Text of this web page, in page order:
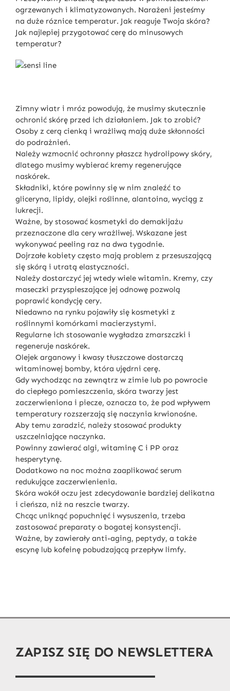
ogrzewanych i klimatyzowanych. Narażeni jesteśmy
na duże róznice temperatur. Jak reaguje Twoja skóra?
Jak najlepiej przygotować cerę do minusowych
temperatur?
Zimny wiatr i mróz powodują, że musimy skutecznie
ochronić skórę przed ich działaniem. Jak to zrobić?
Osoby z cerą cienką i wrażliwą mają duże skłonności
do podrażnień.
Należy wzmocnić ochronny płaszcz hydrolipowy skóry,
dlatego musimy wybierać kremy regenerujące
naskórek.
Składniki, które powinny się w nim znaleźć to
gliceryna, lipidy, olejki roślinne, alantoina, wyciąg z
lukrecji.
Ważne, by stosować kosmetyki do demakijażu
przeznaczone dla cery wrażliwej. Wskazane jest
wykonywać peeling raz na dwa tygodnie.
Dojrzałe kobiety często mają problem z przesuszającą
się skórą i utratą elastyczności.
Należy dostarczyć jej wtedy wiele witamin. Kremy, czy
maseczki przyspieszające jej odnowę pozwolą
poprawić kondycję cery.
Niedawno na rynku pojawiły się kosmetyki z
roślinnymi komórkami macierzystymi.
Regularne ich stosowanie wygładza zmarszczki i
regeneruje naskórek.
Olejek arganowy i kwasy tłuszczowe dostarczą
witaminowej bomby, która ujędrni cerę.
Gdy wychodząc na zewnątrz w zimie lub po powrocie
do ciepłego pomieszczenia, skóra twarzy jest
zaczerwieniona i piecze, oznacza to, że pod wpływem
temperatury rozszerzają się naczynia krwionośne.
Aby temu zaradzić, należy stosować produkty
uszczelniające naczynka.
Powinny zawierać algi, witaminę C i PP oraz
hesperytynę.
Dodatkowo na noc można zaaplikować serum
redukujące zaczerwienienia.
Skóra wokół oczu jest zdecydowanie bardziej delikatna
i cieńsza, niż na reszcie twarzy.
Chcąc uniknąć popuchnięć i wysuszenia, trzeba
zastosować preparaty o bogatej konsystencji.
Ważne, by zawierały anti-aging, peptydy, a także
escynę lub kofeinę pobudzającą przepływ limfy.
ZAPISZ SIĘ DO NEWSLETTERA